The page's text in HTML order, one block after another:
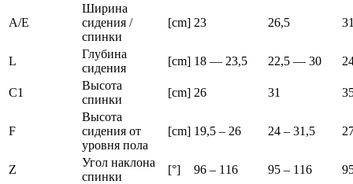
A/E
Ширина
сидения /
спинки
[cm] 23 26,5
L
Глубина
сидения
[cm] 18 — 23,5 22,5 — 30
C1
Высота
спинки
[cm] 26 31
F
Высота
сидения от
уровня пола
[cm] 19,5 – 26 24 – 31,5
Z
Угол наклона
спинки
[°] 96 – 116 95 – 116